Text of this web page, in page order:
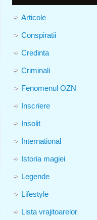
Articole
Conspiratii
Credinta
Criminali
Fenomenul OZN
Inscriere
Insolit
International
Istoria magiei
Legende
Lifestyle
Lista vrajitoarelor